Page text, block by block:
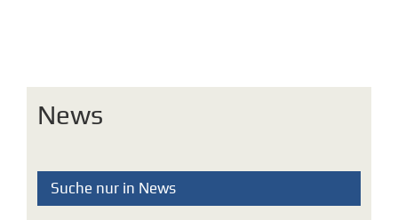
News
Suche nur in News